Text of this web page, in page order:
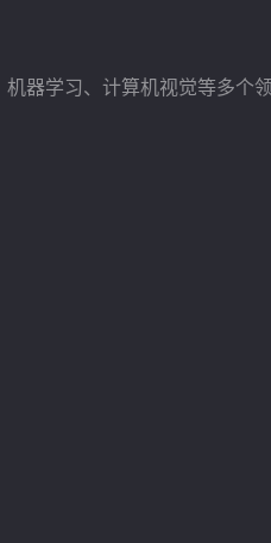
器学习、计算机视觉等多个